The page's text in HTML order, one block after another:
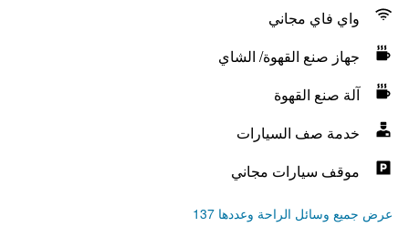
واي فاي مجاني
جهاز صنع القهوة/ الشاي
آلة صنع القهوة
خدمة صف السيارات
موقف سيارات مجاني
عرض جميع وسائل الراحة وعددها 137